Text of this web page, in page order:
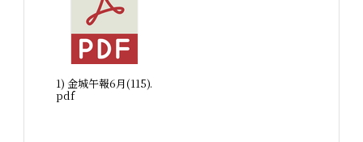
1) 金城午報6月(115).
pdf